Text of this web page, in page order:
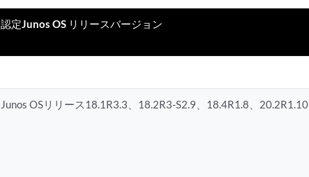
認定Junos OS リリースバージョン
Junos OSリリース18.1R3.3、18.2R3-S2.9、18.4R1.8、20.2R1.10